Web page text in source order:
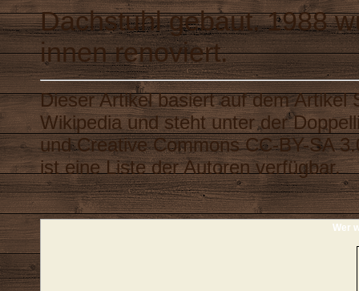
Dachstuhl gebaut. 1988
innen renoviert.
Dieser Artikel basiert auf dem Artikel
Wikipediaund steht unter der
undCreative Commons CC-BY-SA
ist eineListe der Autorenverfügbar.
Wer